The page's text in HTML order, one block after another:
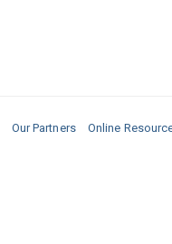
Our Partners
Online